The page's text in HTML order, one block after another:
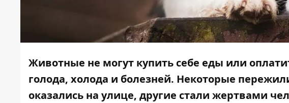
Животные не могут купить себе еды или
голода, холода и болезней. Некоторые
оказались на улице, другие стали жертвами